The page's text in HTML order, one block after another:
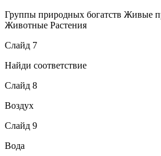
Группы природных богатств Живые
Животные Растения
Слайд 7
Найди соответствие
Слайд 8
Воздух
Слайд 9
Вода